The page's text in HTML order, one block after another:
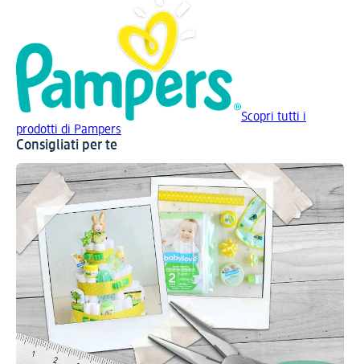
Scopri tutti i
prodotti di Pampers
Consigliati per te